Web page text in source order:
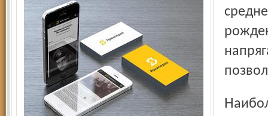
Наиболее драматично развивались события в старшей